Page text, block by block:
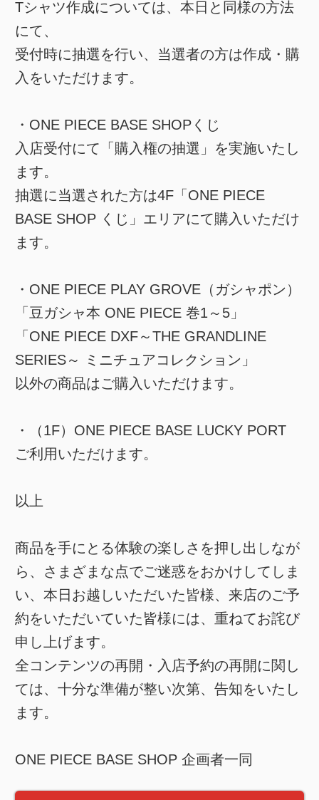
Tシャツ作成については、本日と同様の方法
にて、
受付時に抽選を行い、当選者の方は作成・購
入をいただけます。
・ONE PIECE BASE SHOPくじ
入店受付にて「購入権の抽選」を実施いたし
ます。
抽選に当選された方は4F「ONE PIECE
BASE SHOP くじ」エリアにて購入いただけ
ます。
・ONE PIECE PLAY GROVE（ガシャポン）
「豆ガシャ本 ONE PIECE 巻1～5」
「ONE PIECE DXF～THE GRANDLINE
SERIES～ ミニチュアコレクション」
以外の商品はご購入いただけます。
・（1F）ONE PIECE BASE LUCKY PORT
ご利用いただけます。
以上
商品を手にとる体験の楽しさを押し出しなが
ら、さまざまな点でご迷惑をおかけしてしま
い、本日お越しいただいた皆様、来店のご予
約をいただいていた皆様には、重ねてお詫び
申し上げます。
全コンテンツの再開・入店予約の再開に関し
ては、十分な準備が整い次第、告知をいたし
ます。
ONE PIECE BASE SHOP 企画者一同